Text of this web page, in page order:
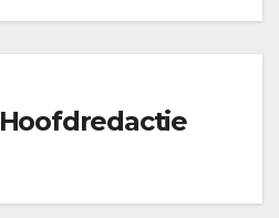
Hoofdredactie